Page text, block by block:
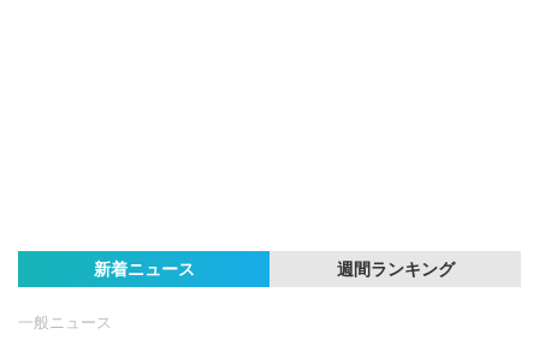
新着ニュース 週間ランキング
一般ニュース